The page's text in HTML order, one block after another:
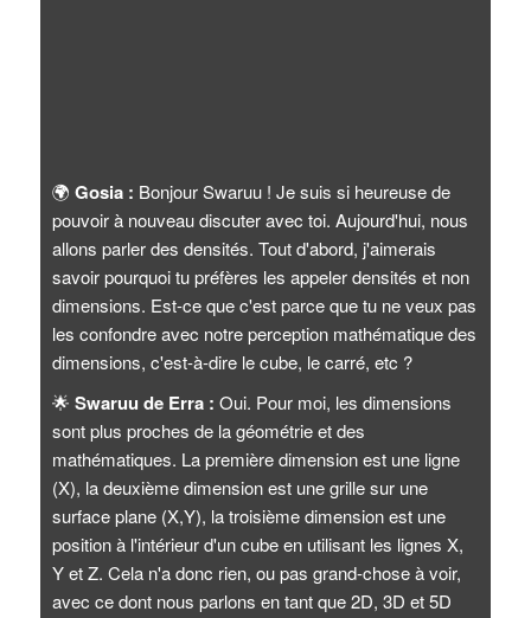
🌍 Gosia : Bonjour Swaruu ! Je suis si heureuse de
pouvoir à nouveau discuter avec toi. Aujourd'hui, nous
allons parler des densités. Tout d'abord, j'aimerais
savoir pourquoi tu préfères les appeler densités et non
dimensions. Est-ce que c'est parce que tu ne veux pas
les confondre avec notre perception mathématique des
dimensions, c'est-à-dire le cube, le carré, etc ?
🌟 Swaruu de Erra : Oui. Pour moi, les dimensions
sont plus proches de la géométrie et des
mathématiques. La première dimension est une ligne
(X), la deuxième dimension est une grille sur une
surface plane (X,Y), la troisième dimension est une
position à l'intérieur d'un cube en utilisant les lignes X,
Y et Z. Cela n'a donc rien, ou pas grand-chose à voir,
avec ce dont nous parlons en tant que 2D, 3D et 5D